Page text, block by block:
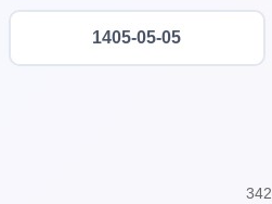
1405-05-05